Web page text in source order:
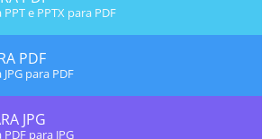
e PPTX para PDF
PDF
para PDF
JPG
para JPG